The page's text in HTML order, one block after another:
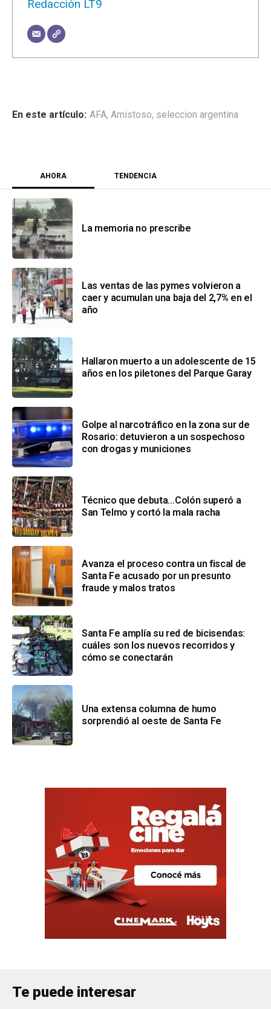
Redacción LT9
AFA, Amistoso, seleccion argentina
AHORA TENDENCIA
La memoria no prescribe
Las ventas de las pymes volvieron a
caer y acumulan una baja del 2,7% en el
año
Hallaron muerto a un adolescente de 15
años en los piletones del Parque Garay
Golpe al narcotráfico en la zona sur de
Rosario: detuvieron a un sospechoso
con drogas y municiones
Técnico que debuta…Colón superó a
San Telmo y cortó la mala racha
Avanza el proceso contra un fiscal de
Santa Fe acusado por un presunto
fraude y malos tratos
Santa Fe amplía su red de bicisendas:
cuáles son los nuevos recorridos y
cómo se conectarán
Una extensa columna de humo
sorprendió al oeste de Santa Fe
Te puede interesar